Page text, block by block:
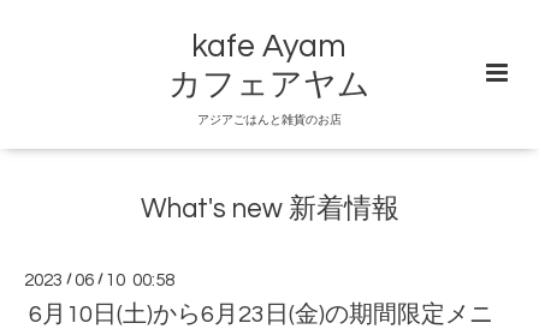
kafe Ayam
カフェアヤム
アジアごはんと雑貨のお店
What's new 新着情報
2023 /06 / 10 00:58
6月10日(土)から6月23日(金)の期間限定メニ